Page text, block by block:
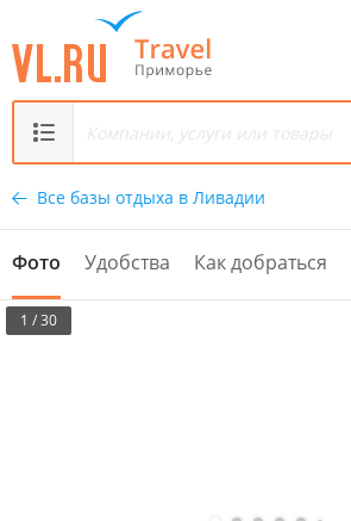
Все базы отдыха в Ливадии
Фото Удобства Как добраться
1 / 30